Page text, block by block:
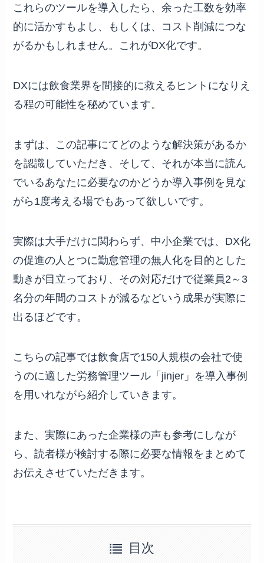
これらのツールを導入したら、余った工数を効率
的に活かすもよし、もしくは、コスト削減につな
がるかもしれません。これがDX化です。
DXには飲食業界を間接的に救えるヒントになりえ
る程の可能性を秘めています。
まずは、この記事にてどのような解決策があるか
を認識していただき、そして、それが本当に読ん
でいるあなたに必要なのかどうか導入事例を見な
がら1度考える場でもあって欲しいです。
実際は大手だけに関わらず、中小企業では、DX化
の促進の人とつに勤怠管理の無人化を目的とした
動きが目立っており、その対応だけで従業員2～3
名分の年間のコストが減るなどいう成果が実際に
出るほどです。
こちらの記事では飲食店で150人規模の会社で使
うのに適した労務管理ツール「jinjer」を導入事例
を用いれながら紹介していきます。
また、実際にあった企業様の声も参考にしなが
ら、読者様が検討する際に必要な情報をまとめて
お伝えさせていただきます。
目次